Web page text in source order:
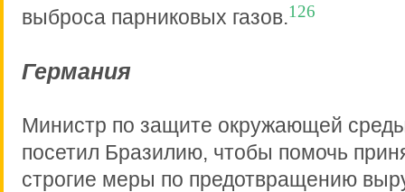
выброса парниковых газов.126
Германия
Министр по защите окружающей
посетил Бразилию, чтобы помочь
строгие меры по предотвращению